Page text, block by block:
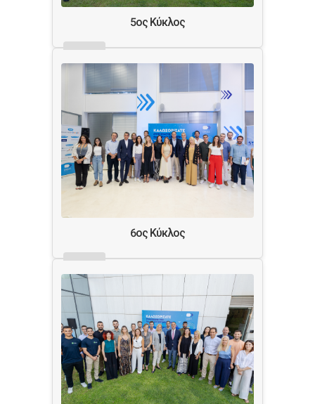
5ος Κύκλος
6ος Κύκλος